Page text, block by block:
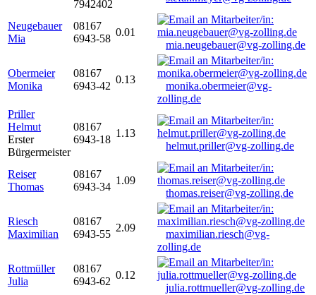
7942402
Neugebauer
Mia
08167
6943-58
0.01
mia.neugebauer@vg-zolling.de
Obermeier
Monika
08167
6943-42
0.13
monika.obermeier@vg-
zolling.de
Priller
Helmut
Erster
Bürgermeister
08167
6943-18
1.13
helmut.priller@vg-zolling.de
Reiser
Thomas
08167
6943-34
1.09
thomas.reiser@vg-zolling.de
Riesch
Maximilian
08167
6943-55
2.09
maximilian.riesch@vg-
zolling.de
Rottmüller
Julia
08167
6943-62
0.12
julia.rottmueller@vg-zolling.de